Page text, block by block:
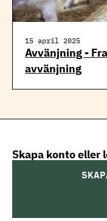
15 april 2025
Avvänjning -
avvänjning
Skapa konto eller